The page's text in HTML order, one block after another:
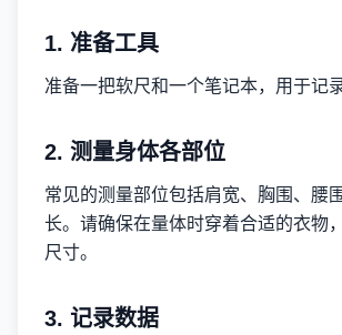
1. 准备工具
准备一把软尺和一个笔记本，用于记
2. 测量身体各部位
常见的测量部位包括肩宽、胸围、腰
长。请确保在量体时穿着合适的衣物
尺寸。
3. 记录数据